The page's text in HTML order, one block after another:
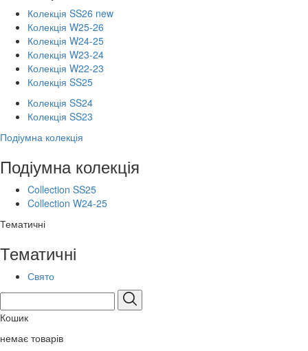
Колекція SS26 new
Колекція W25-26
Колекція W24-25
Колекція W23-24
Колекція W22-23
Колекція SS25
Колекція SS24
Колекція SS23
Подіумна колекція
Подіумна колекція
Collection SS25
Collection W24-25
Тематичні
Тематичні
Свято
Кошик
немає товарів